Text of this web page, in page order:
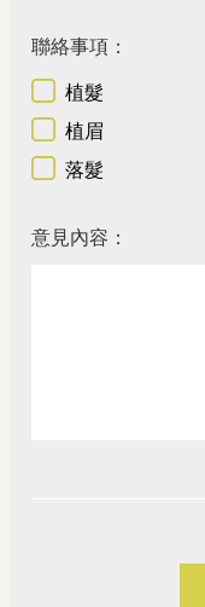
聯絡事項：
植髮
植眉
落髮
意見內容：